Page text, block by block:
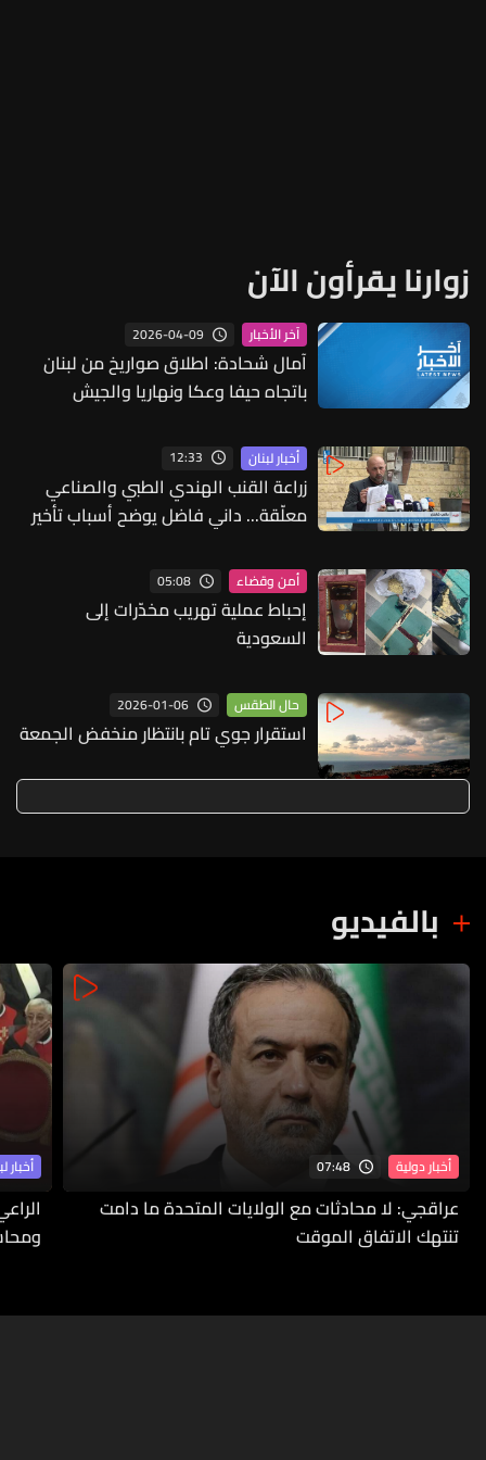
زوارنا يقرأون الآن
آخر الأخبار 2026-04-09
آمال شحادة: اطلاق صواريخ من لبنان
باتجاه حيفا وعكا ونهاريا والجيش
المدى من لبنان بإتجاه مناطق المركز
الإسرائيلي
أخبار لبنان 12:33
زراعة القنب الهندي الطبي والصناعي
معلّقة... داني فاضل يوضح أسباب تأخير
أمن وقضاء 05:08
إحباط عملية تهريب مخدّرات إلى
السعودية
حال الطقس 2026-01-06
استقرار جوي تام بانتظار منخفض الجمعة
بالفيديو
أخبار دولية 07:48
عراقجي: لا محادثات مع الولايات المتحدة ما دامت
تنتهك الاتفاق الموقت
أخبار